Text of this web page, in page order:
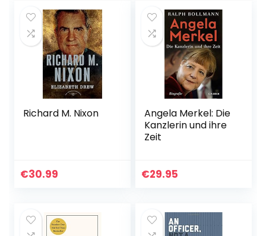
Richard M. Nixon
€30.99
Angela Merkel: Die
Kanzlerin und ihre
Zeit
€29.95